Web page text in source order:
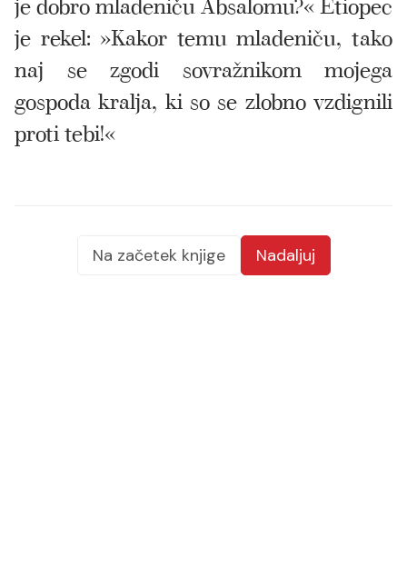
je rekel: »Kakor temu mladeniču, tako
naj se zgodi sovražnikom mojega
gospoda kralja, ki so se zlobno vzdignili
proti tebi!«
Na začetek knjige Nadaljuj